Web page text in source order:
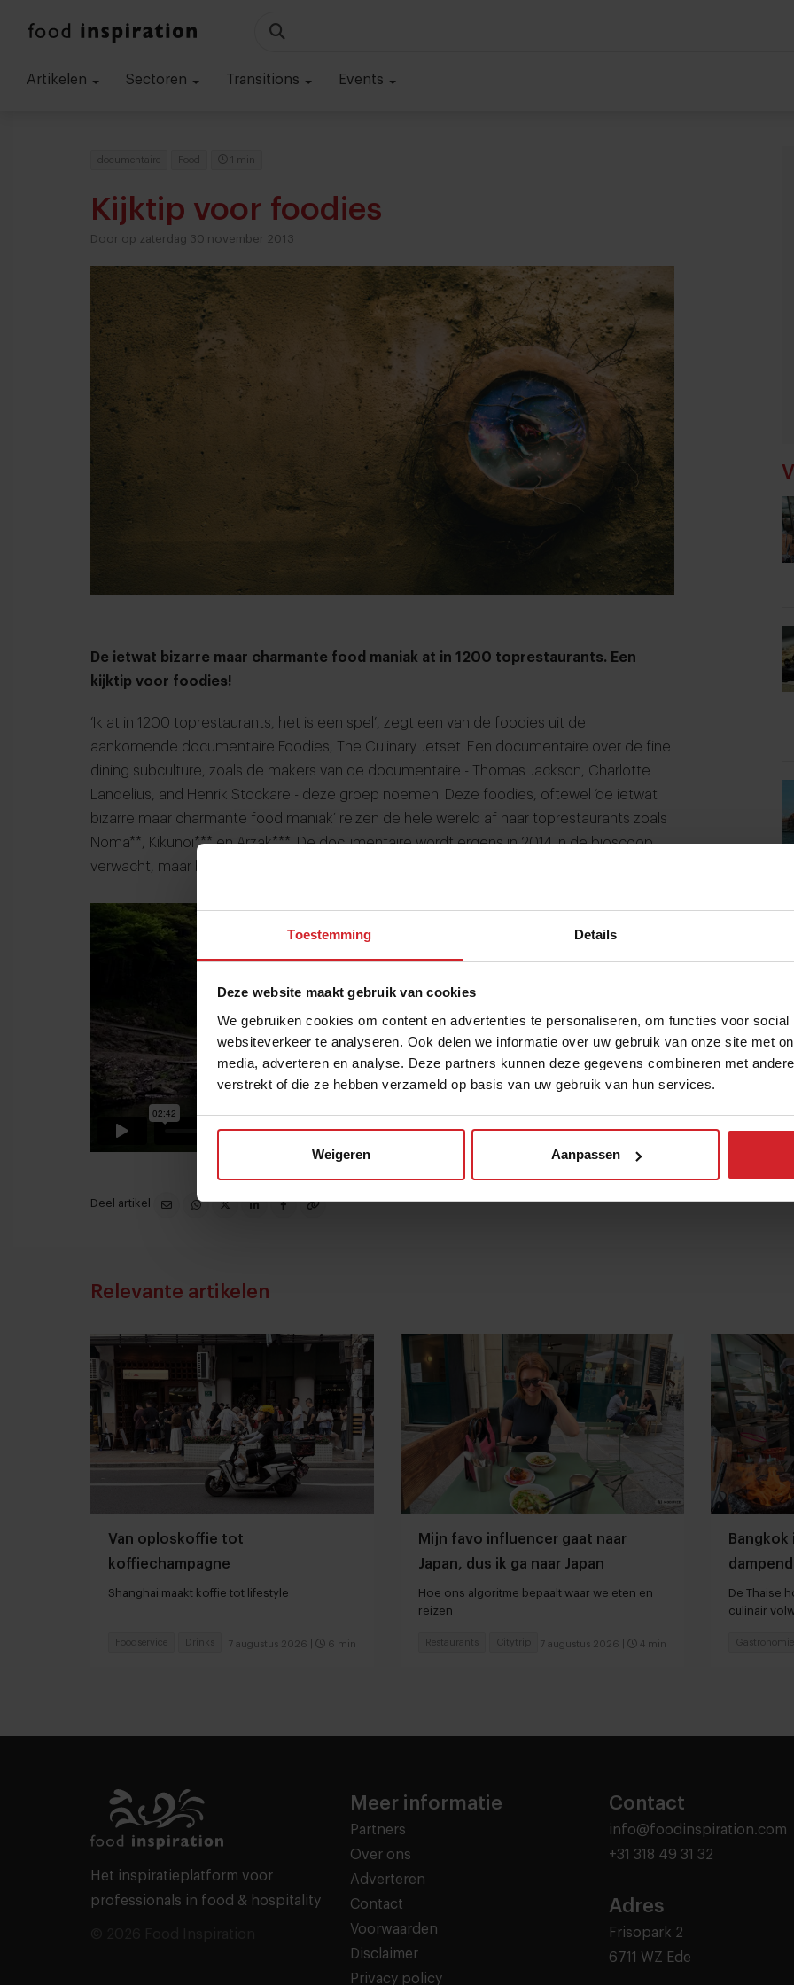
Toestemming Details
Deze website maakt gebruik van cookies
We gebruiken cookies om content en advertenties te personaliseren, om functies voor social
websiteverkeer te analyseren. Ook delen we informatie over uw gebruik van onze site met
media, adverteren en analyse. Deze partners kunnen deze gegevens combineren met
verstrekt of die ze hebben verzameld op basis van uw gebruik van hun services.
Weigeren Aanpassen
Artikelen Sectoren Transitions Events
documentaire Food 1 min
Kijktip voor foodies
Door op zaterdag 30 november 2013
De ietwat bizarre maar charmante food maniak at in 1200 toprestaurants. Een
kijktip voor foodies!
‘Ik at in 1200 toprestaurants, het is een spel’, zegt een van de foodies uit de
aankomende documentaire Foodies, The Culinary Jetset . Een documentaire over de fine
dining subculture, zoals de makers van de documentaire - Thomas Jackson, Charlotte
Landelius, and Henrik Stockare - deze groep noemen. Deze foodies, oftewel ‘de ietwat
bizarre maar charmante food maniak’ reizen de hele wereld af naar toprestaurants zoals
Noma**, Kikunoi*** en Arzak***. De documentaire wordt ergens in 2014 in de bioscoop
verwacht, maar bekijk nu alvast de trailer.
Deel artikel
Relevante artikelen
Van oploskoffie tot
koffiechampagne
Shanghai maakt koffie tot lifestyle
7 augustus 2026 6 min
Foodservice Drinks
Mijn favo influencer gaat naar
Japan, dus ik ga naar Japan
Hoe ons algoritme bepaalt waar we eten en
reizen
7 augustus 2026 4 min
Restaurants Citytrip
De Thaise
culinair
Gastronomie
Het inspiratieplatform voor
professionals in food & hospitality
Meer informatie
Partners
Over ons
Adverteren
Contact
Voorwaarden
Disclaimer
Privacy policy
Contact
info@foodinspiration.com
+31 318 49 31 32
Adres
Frisopark 2
6711 WZ Ede